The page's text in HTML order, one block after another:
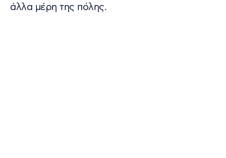
άλλα μέρη της πόλης.